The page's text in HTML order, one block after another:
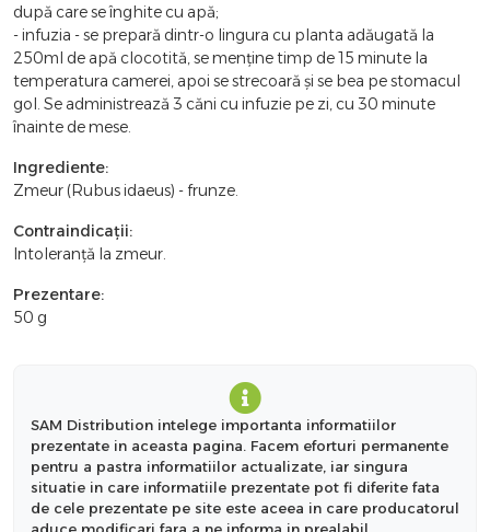
după care se înghite cu apă;
- infuzia - se prepară dintr-o lingura cu planta adăugată la
250ml de apă clocotită, se menține timp de 15 minute la
temperatura camerei, apoi se strecoară și se bea pe stomacul
gol. Se administrează 3 căni cu infuzie pe zi, cu 30 minute
înainte de mese.
Ingrediente:
Zmeur (Rubus idaeus) - frunze.
Contraindicații:
Intoleranță la zmeur.
Prezentare:
50 g
SAM Distribution intelege importanta informatiilor
prezentate in aceasta pagina. Facem eforturi permanente
pentru a pastra informatiilor actualizate, iar singura
situatie in care informatiile prezentate pot fi diferite fata
de cele prezentate pe site este aceea in care producatorul